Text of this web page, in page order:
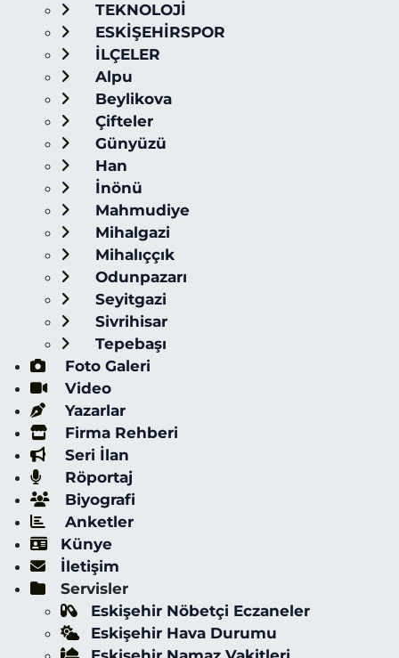
TEKNOLOJİ
ESKİŞEHİRSPOR
İLÇELER
Alpu
Beylikova
Çifteler
Günyüzü
Han
İnönü
Mahmudiye
Mihalgazi
Mihalıççık
Odunpazarı
Seyitgazi
Sivrihisar
Tepebaşı
Foto Galeri
Video
Yazarlar
Firma Rehberi
Seri İlan
Röportaj
Biyografi
Anketler
Künye
İletişim
Servisler
Eskişehir Nöbetçi Eczaneler
Eskişehir Hava Durumu